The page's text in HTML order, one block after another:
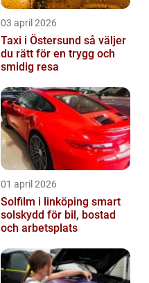
03 april 2026
Taxi i Östersund så väljer
du rätt för en trygg och
smidig resa
01 april 2026
Solfilm i linköping smart
solskydd för bil, bostad
och arbetsplats